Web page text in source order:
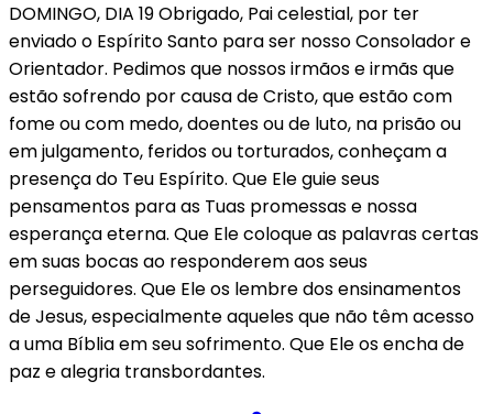
DOMINGO, DIA 19 Obrigado, Pai celestial, por ter
enviado o Espírito Santo para ser nosso Consolador e
Orientador. Pedimos que nossos irmãos e irmãs que
estão sofrendo por causa de Cristo, que estão com
fome ou com medo, doentes ou de luto, na prisão ou
em julgamento, feridos ou torturados, conheçam a
presença do Teu Espírito. Que Ele guie seus
pensamentos para as Tuas promessas e nossa
esperança eterna. Que Ele coloque as palavras certas
em suas bocas ao responderem aos seus
perseguidores. Que Ele os lembre dos ensinamentos
de Jesus, especialmente aqueles que não têm acesso
a uma Bíblia em seu sofrimento. Que Ele os encha de
paz e alegria transbordantes.